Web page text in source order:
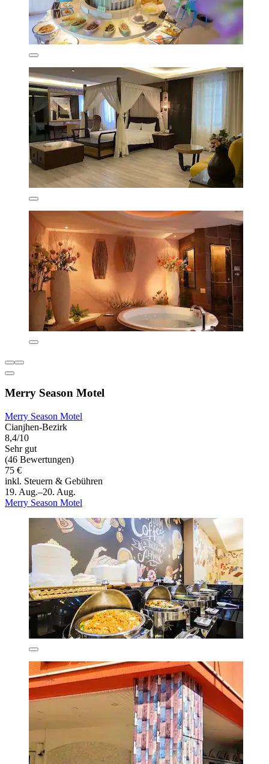
Merry Season Motel
Merry Season Motel
Cianjhen-Bezirk
8,4/10
Sehr gut
(46 Bewertungen)
75 €
inkl. Steuern & Gebühren
19. Aug.–20. Aug.
Merry Season Motel